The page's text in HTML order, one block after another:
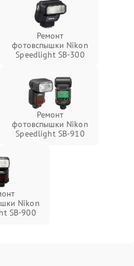
Ремонт
фотовспышки Nikon
Speedlight SB-300
Ремонт
фотовспышки Nikon
Speedlight SB-910
Nikon
SB-900